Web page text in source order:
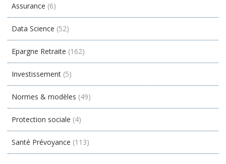
Assurance (6)
Data Science (52)
Epargne Retraite (162)
Investissement (5)
Normes & modèles (49)
Protection sociale (4)
Santé Prévoyance (113)